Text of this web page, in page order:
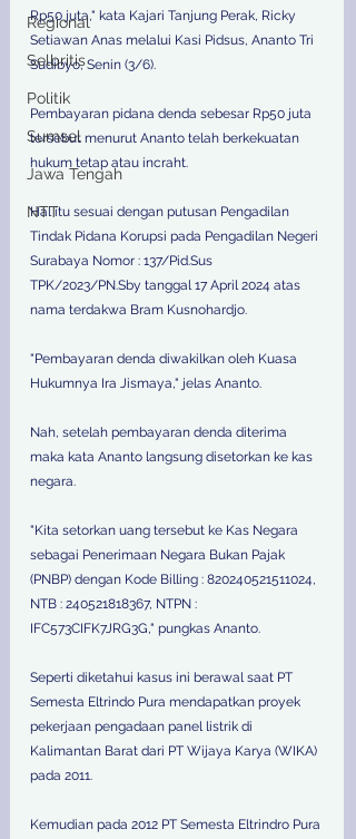
Regional
Selbritis
Politik
Sumsel
Jawa Tengah
NTT
Rp50 juta," kata Kajari Tanjung Perak, Ricky
Setiawan Anas melalui Kasi Pidsus, Ananto Tri
Sudibyo, Senin (3/6).
Pembayaran pidana denda sebesar Rp50 juta
tersebut menurut Ananto telah berkekuatan
hukum tetap atau incraht.
Hal itu sesuai dengan putusan Pengadilan
Tindak Pidana Korupsi pada Pengadilan Negeri
Surabaya Nomor : 137/Pid.Sus
TPK/2023/PN.Sby tanggal 17 April 2024 atas
nama terdakwa Bram Kusnohardjo.
"Pembayaran denda diwakilkan oleh Kuasa
Hukumnya Ira Jismaya," jelas Ananto.
Nah, setelah pembayaran denda diterima
maka kata Ananto langsung disetorkan ke kas
negara.
"Kita setorkan uang tersebut ke Kas Negara
sebagai Penerimaan Negara Bukan Pajak
(PNBP) dengan Kode Billing : 820240521511024,
NTB : 240521818367, NTPN :
IFC573CIFK7JRG3G," pungkas Ananto.
Seperti diketahui kasus ini berawal saat PT
Semesta Eltrindo Pura mendapatkan proyek
pekerjaan pengadaan panel listrik di
Kalimantan Barat dari PT Wijaya Karya (WIKA)
pada 2011.
Kemudian pada 2012 PT Semesta Eltrindro Pura